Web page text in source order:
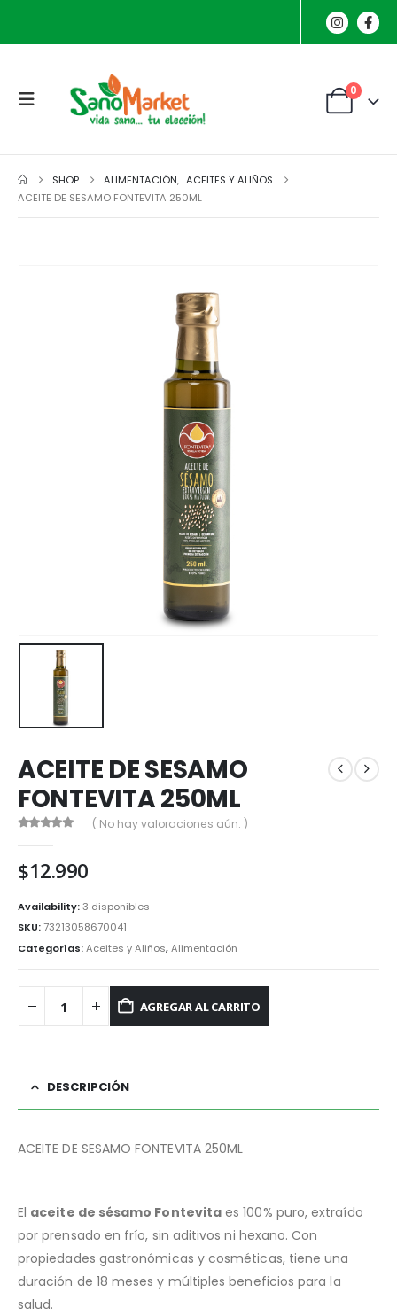
0
SHOP ALIMENTACIÓN, ACEITES Y ALIÑOS
ACEITE DE SESAMO FONTEVITA 250ML
ACEITE DE SESAMO
FONTEVITA 250ML
( No hay valoraciones aún. )
$12.990
Availability:3 disponibles
SKU:73213058670041
Categorías:Aceites y Aliños,Alimentación
AGREGAR AL CARRITO
DESCRIPCIÓN
ACEITE DE SESAMO FONTEVITA 250ML
El aceite de sésamo Fontevita es 100% puro, extraído
por prensado en frío, sin aditivos ni hexano. Con
propiedades gastronómicas y cosméticas, tiene una
duración de 18 meses y múltiples beneficios para la
salud.